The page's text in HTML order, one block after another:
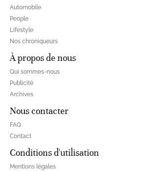
Automobile
People
Lifestyle
Nos chroniqueurs
À propos de nous
Qui sommes-nous
Publicité
Archives
Nous contacter
FAQ
Contact
Conditions d'utilisation
Mentions légales